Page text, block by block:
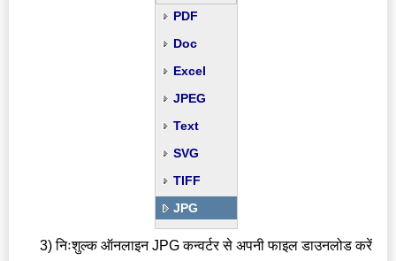
PDF
Doc
Excel
JPEG
Text
SVG
TIFF
JPG
3) निःशुल्क ऑनलाइन JPG कन्वर्टर से अपनी फाइल डाउनलोड करें